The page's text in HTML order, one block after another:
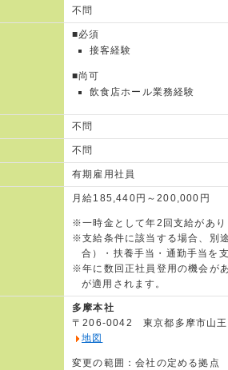
不問
■必須
接客経験
■尚可
飲食店ホール業務経験
不問
不問
有期雇用社員
月給185,440円～200,000円
※一時金として年2回支給があ
※支給条件に該当する場合、別
合）・扶養手当・通勤手当を
※年に数回正社員登用の機会が
が適用されます。
多摩本社
〒206-0042 東京都多摩市山
地図
変更の範囲：会社の定める拠点